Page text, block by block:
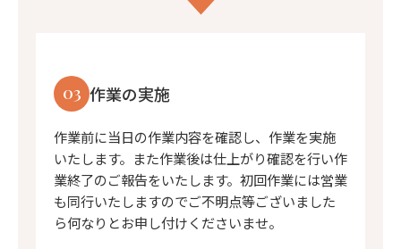
03 作業の実施
作業前に当日の作業内容を確認し、作業を実施
いたします。また作業後は仕上がり確認を行い作
業終了のご報告をいたします。初回作業には営業
も同行いたしますのでご不明点等ございました
ら何なりとお申し付けくださいませ。